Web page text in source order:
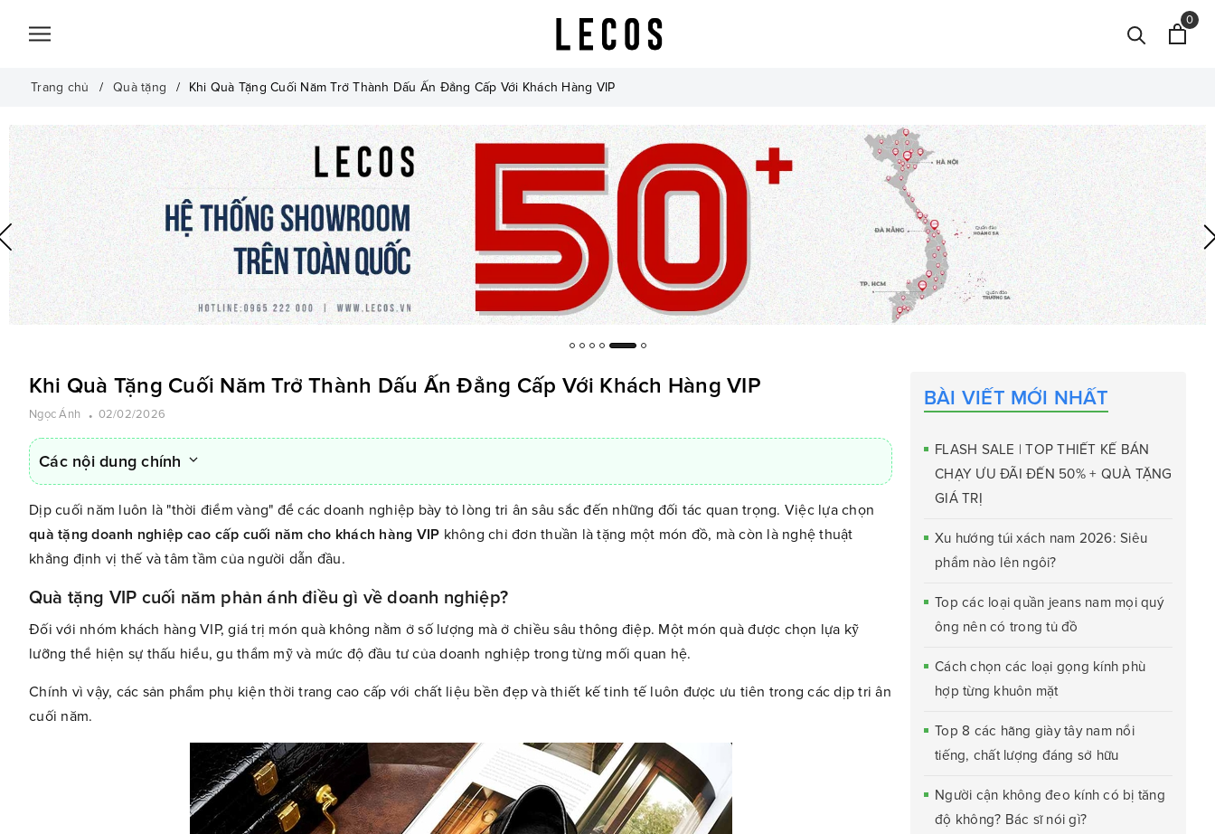
0
Trang chủ Quà tặng Khi Quà Tặng Cuối Năm Trở Thành Dấu Ấn Đẳng Cấp Với Khách Hàng VIP
Khi Quà Tặng Cuối Năm Trở Thành Dấu Ấn Đẳng Cấp Với Khách Hàng VIP
Ngọc Ánh 02/02/2026
Các nội dung chính
Dịp cuối năm luôn là "thời điểm vàng" để các doanh nghiệp bày tỏ lòng tri ân sâu sắc đến những đối tác quan trọng. Việc lựa chọn
quà tặng doanh nghiệp cao cấp cuối năm cho khách hàng VIP không chỉ đơn thuần là tặng một món đồ, mà còn là nghệ thuật
khẳng định vị thế và tâm tầm của người dẫn đầu.
Quà tặng VIP cuối năm phản ánh điều gì về doanh nghiệp?
Đối với nhóm khách hàng VIP, giá trị món quà không nằm ở số lượng mà ở chiều sâu thông điệp. Một món quà được chọn lựa kỹ
lưỡng thể hiện sự thấu hiểu, gu thẩm mỹ và mức độ đầu tư của doanh nghiệp trong từng mối quan hệ.
Chính vì vậy, các sản phẩm phụ kiện thời trang cao cấp với chất liệu bền đẹp và thiết kế tinh tế luôn được ưu tiên trong các dịp tri ân
cuối năm.
BÀI VIẾT MỚI NHẤT
FLASH SALE | TOP THIẾT KẾ BÁN
CHẠY ƯU ĐÃI ĐẾN 50% + QUÀ TẶNG
GIÁ TRỊ
Xu hướng túi xách nam 2026: Siêu
phẩm nào lên ngôi?
Top các loại quần jeans nam mọi quý
ông nên có trong tủ đồ
Cách chọn các loại gọng kính phù
hợp từng khuôn mặt
Top 8 các hãng giày tây nam nổi
tiếng, chất lượng đáng sở hữu
Người cận không đeo kính có bị tăng
độ không? Bác sĩ nói gì?